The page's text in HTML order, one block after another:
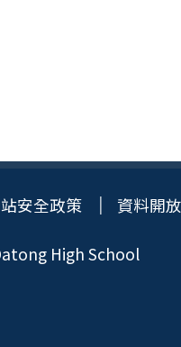
安全政策 資料開
High School